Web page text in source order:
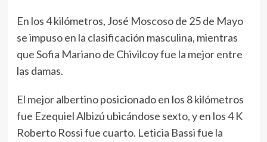
En los 4 kilómetros, José Moscoso de 25 de Mayo
se impuso en la clasificación masculina, mientras
que Sofia Mariano de Chivilcoy fue la mejor entre
las damas.
El mejor albertino posicionado en los 8 kilómetros
fue Ezequiel Albizú ubicándose sexto, y en los 4 K
Roberto Rossi fue cuarto. Leticia Bassi fue la